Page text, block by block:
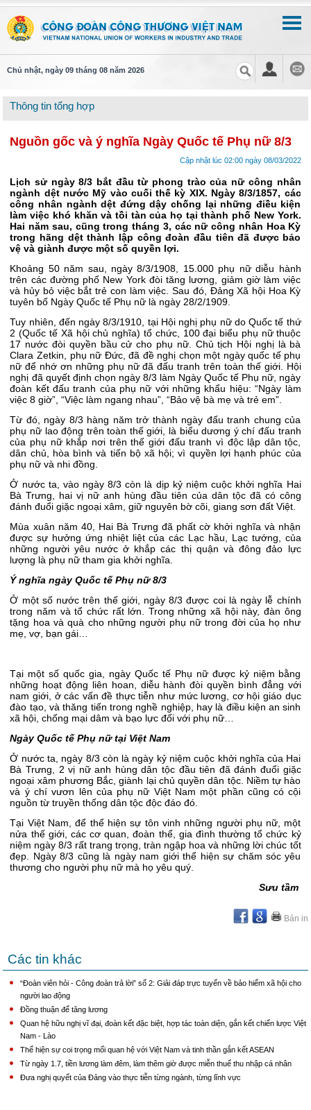
Chủ nhật, ngày 09 tháng 08 năm 2026
Thông tin tổng hợp
Nguồn gốc và ý nghĩa Ngày Quốc tế Phụ nữ 8/3
Cập nhật lúc 02:00 ngày 08/03/2022
Lịch sử ngày 8/3 bắt đầu từ phong trào của nữ công nhân
ngành dệt nước Mỹ vào cuối thế kỳ XIX. Ngày 8/3/1857, các
công nhân ngành dệt đứng dậy chống lại những điều kiện
làm việc khó khăn và tồi tàn của họ tại thành phố New York.
Hai năm sau, cũng trong tháng 3, các nữ công nhân Hoa Kỳ
trong hãng dệt thành lập công đoàn đầu tiên đã được bảo
vệ và giành được một số quyền lợi.
Khoảng 50 năm sau, ngày 8/3/1908, 15.000 phụ nữ diễu hành
trên các đường phố New York đòi tăng lương, giảm giờ làm việc
và hủy bỏ việc bắt trẻ con làm việc. Sau đó, Đảng Xã hội Hoa Kỳ
tuyên bố Ngày Quốc tế Phụ nữ là ngày 28/2/1909.
Tuy nhiên, đến ngày 8/3/1910, tại Hội nghị phụ nữ do Quốc tế thứ
2 (Quốc tế Xã hội chủ nghĩa) tổ chức, 100 đại biểu phụ nữ thuộc
17 nước đòi quyền bầu cử cho phụ nữ. Chủ tịch Hội nghị là bà
Clara Zetkin, phụ nữ Đức, đã đề nghị chọn một ngày quốc tế phụ
nữ để nhớ ơn những phụ nữ đã đấu tranh trên toàn thế giới. Hội
nghị đã quyết định chọn ngày 8/3 làm Ngày Quốc tế Phụ nữ, ngày
đoàn kết đấu tranh của phụ nữ với những khẩu hiệu: “Ngày làm
việc 8 giờ”, “Việc làm ngang nhau”, “Bảo vệ bà mẹ và trẻ em”.
Từ đó, ngày 8/3 hàng năm trở thành ngày đấu tranh chung của
phụ nữ lao động trên toàn thế giới, là biểu dương ý chí đấu tranh
của phụ nữ khắp nơi trên thế giới đấu tranh vì độc lập dân tộc,
dân chủ, hòa bình và tiến bộ xã hội; vì quyền lợi hạnh phúc của
phụ nữ và nhi đồng.
Ở nước ta, vào ngày 8/3 còn là dịp kỷ niệm cuộc khởi nghĩa Hai
Bà Trưng, hai vị nữ anh hùng đầu tiên của dân tộc đã có công
đánh đuổi giặc ngoại xâm, giữ nguyên bờ cõi, giang sơn đất Việt.
Mùa xuân năm 40, Hai Bà Trưng đã phất cờ khởi nghĩa và nhận
được sự hưởng ứng nhiệt liệt của các Lạc hầu, Lạc tướng, của
những người yêu nước ở khắp các thị quận và đông đảo lực
lượng là phụ nữ tham gia khởi nghĩa.
Ý nghĩa ngày Quốc tế Phụ nữ 8/3
Ở một số nước trên thế giới, ngày 8/3 được coi là ngày lễ chính
trong năm và tổ chức rất lớn. Trong những xã hội này, đàn ông
tặng hoa và quà cho những người phụ nữ trong đời của họ như
mẹ, vợ, bạn gái…
Tại một số quốc gia, ngày Quốc tế Phụ nữ được kỷ niệm bằng
những hoạt động liên hoan, diễu hành đòi quyền bình đẳng với
nam giới, ở các vấn đề thực tiễn như mức lương, cơ hội giáo dục
đào tạo, và thăng tiến trong nghề nghiệp, hay là điều kiện an sinh
xã hội, chống mại dâm và bạo lực đối với phụ nữ…
Ngày Quốc tế Phụ nữ tại Việt Nam
Ở nước ta, ngày 8/3 còn là ngày kỷ niệm cuộc khởi nghĩa của Hai
Bà Trưng, 2 vị nữ anh hùng dân tộc đầu tiên đã đánh đuổi giặc
ngoại xâm phương Bắc, giành lại chủ quyền dân tộc. Niềm tự hào
và ý chí vươn lên của phụ nữ Việt Nam một phần cũng có cội
nguồn từ truyền thống dân tộc độc đáo đó.
Tại Việt Nam, để thể hiện sự tôn vinh những người phụ nữ, một
nửa thế giới, các cơ quan, đoàn thể, gia đình thường tổ chức kỷ
niệm ngày 8/3 rất trang trọng, tràn ngập hoa và những lời chúc tốt
đẹp. Ngày 8/3 cũng là ngày nam giới thể hiện sự chăm sóc yêu
thương cho người phụ nữ mà họ yêu quý.
Sưu tầm
Bản in
Các tin khác
“Đoàn viên hỏi - Công đoàn trả lời” số 2: Giải đáp trực tuyến về bảo hiểm xã hội cho
người lao động
Đồng thuận để tăng lương
Quan hệ hữu nghị vĩ đại, đoàn kết đặc biệt, hợp tác toàn diện, gắn kết chiến lược Việt
Nam - Lào
Thể hiện sự coi trọng mối quan hệ với Việt Nam và tinh thần gắn kết ASEAN
Từ ngày 1.7, tiền lương làm đêm, làm thêm giờ được miễn thuế thu nhập cá nhân
Đưa nghị quyết của Đảng vào thực tiễn từng ngành, từng lĩnh vực